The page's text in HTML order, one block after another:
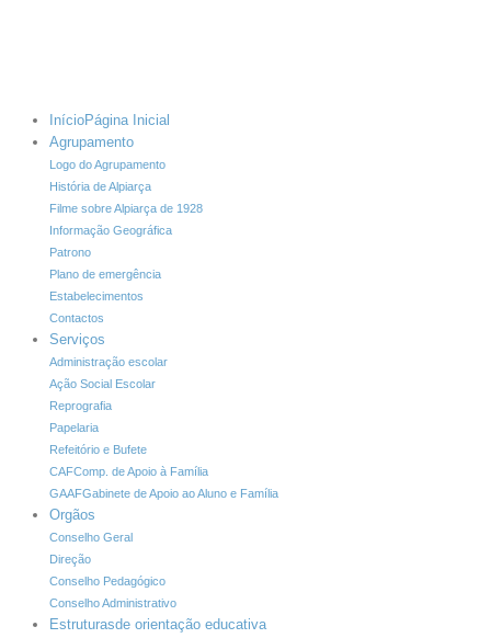
InícioPágina Inicial
Agrupamento
Logo do Agrupamento
História de Alpiarça
Filme sobre Alpiarça de 1928
Informação Geográfica
Patrono
Plano de emergência
Estabelecimentos
Contactos
Serviços
Administração escolar
Ação Social Escolar
Reprografia
Papelaria
Refeitório e Bufete
CAFComp. de Apoio à Família
GAAFGabinete de Apoio ao Aluno e Família
Orgãos
Conselho Geral
Direção
Conselho Pedagógico
Conselho Administrativo
Estruturasde orientação educativa